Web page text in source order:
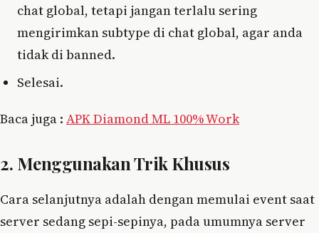
chat global, tetapi jangan terlalu sering
mengirimkan subtype di chat global, agar anda
tidak di banned.
Selesai.
Baca juga : APK Diamond ML 100% Work
2. Menggunakan Trik Khusus
Cara selanjutnya adalah dengan memulai event saat
server sedang sepi-sepinya, pada umumnya server